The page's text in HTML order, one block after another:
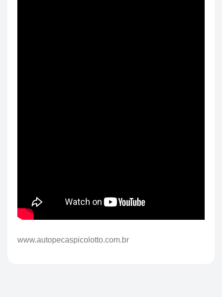
www.autopecaspicolotto.com.br